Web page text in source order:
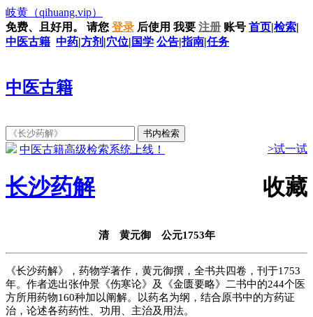
岐黄 （qihuang.vip）
免费、且好用。
请您 登录 后使用 我要 注册 账号 首页|检索|
中医古籍 中药|方剂 |穴位| 国学 公告|指南|任务
中医古籍
中医古籍高级检索系统上线！ >试一试
长沙药解 收藏
清 黄元御 公元1753年
《长沙药解》，药物学著作，黄元御撰，全书共四卷，刊于1753
年。作者选出张仲景《伤寒论》及《金匮要略》二书中的244个医
方所用药物160种加以阐解。以药名为纲，结合原书中的方药证
治，论述各药药性、功用、主治及用法。